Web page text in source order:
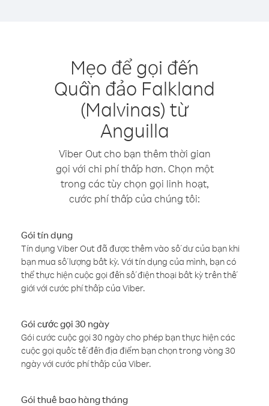
Mẹo để gọi đến
Quần đảo Falkland
(Malvinas) từ
Anguilla
Viber Out cho bạn thêm thời gian
gọi với chi phí thấp hơn. Chọn một
trong các tùy chọn gọi linh hoạt,
cước phí thấp của chúng tôi:
Gói tín dụng
Tín dụng Viber Out đã được thêm vào số dư của bạn khi
bạn mua số lượng bất kỳ. Với tín dụng của mình, bạn có
thể thực hiện cuộc gọi đến số điện thoại bất kỳ trên thế
giới với cước phí thấp của Viber.
Gói cước gọi 30 ngày
Gói cước cuộc gọi 30 ngày cho phép bạn thực hiện các
cuộc gọi quốc tế đến địa điểm bạn chọn trong vòng 30
ngày với cước phí thấp của Viber.
Gói thuê bao hàng tháng